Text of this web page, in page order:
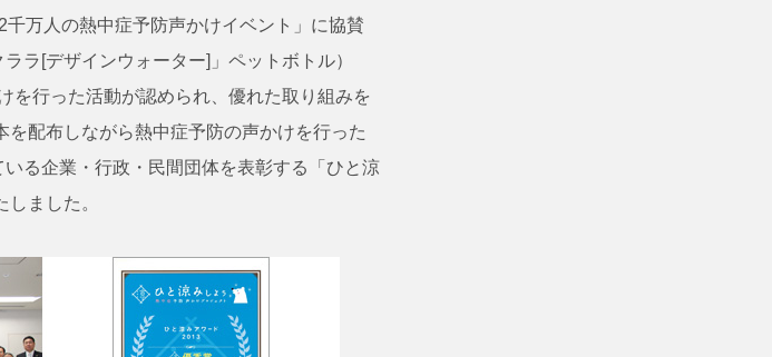
万人の熱中症予防声かけイベント」に協賛
ラ[デザインウォーター]」ペットボトル）
を行った活動が認められ、優れた取り組みを
配布しながら熱中症予防の声かけを行った
る企業・行政・民間団体を表彰する「ひと涼
ました。